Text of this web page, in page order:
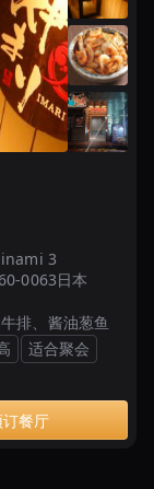
3
0063日本
排、酱油葱鱼
适合聚会
餐厅